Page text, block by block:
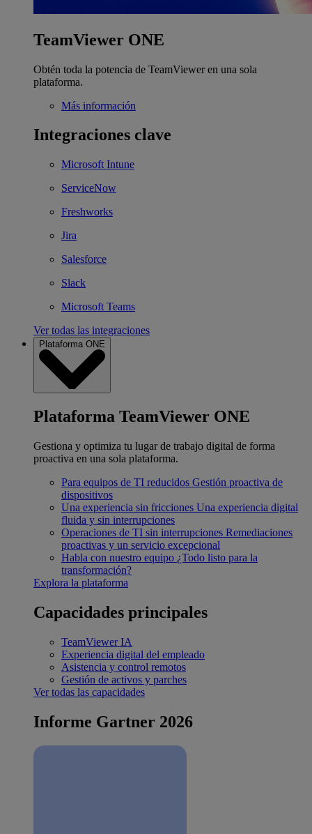
TeamViewer ONE
Obtén toda la potencia de TeamViewer en una sola
plataforma.
Más información
Integraciones clave
Microsoft Intune
ServiceNow
Freshworks
Jira
Salesforce
Slack
Microsoft Teams
Ver todas las integraciones
Plataforma ONE
Plataforma TeamViewer ONE
Gestiona y optimiza tu lugar de trabajo digital de forma
proactiva en una sola plataforma.
Para equipos de TI reducidos Gestión proactiva de
dispositivos
Una experiencia sin fricciones Una experiencia digital
fluida y sin interrupciones
Operaciones de TI sin interrupciones Remediaciones
proactivas y un servicio excepcional
Habla con nuestro equipo ¿Todo listo para la
transformación?
Explora la plataforma
Capacidades principales
TeamViewer IA
Experiencia digital del empleado
Asistencia y control remotos
Gestión de activos y parches
Ver todas las capacidades
Informe Gartner 2026